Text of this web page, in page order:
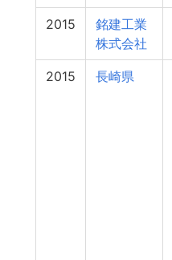
2015
銘建工業
株式会社
2015 長崎県